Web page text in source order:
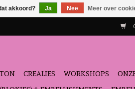
CREALIES WORKSHOPS
akkoord? Ja Nee Meer over